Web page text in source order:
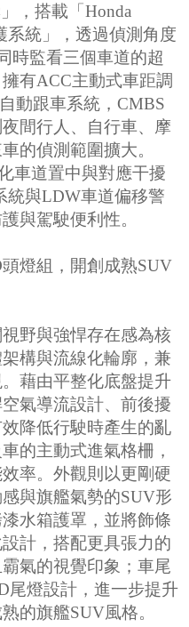
，搭載「Honda
系統」，透過偵測角度
時監看三個車道的超
有ACC主動式車距調
動跟車系統，CMBS
間行人、自行車、摩
的偵測範圍擴大。
車道置中與對應干擾
統與LDW車道偏移警
與駕駛便利性。
燈組，開創成熟SUV
野與強悍存在感為核
構與流線化輪廓，兼
藉由平整化底盤提升
氣導流設計、前後擾
降低行駛時產生的亂
的主動式進氣格柵，
率。外觀則以更剛硬
與旗艦氣勢的SUV形
水箱護罩，並將飾條
計，搭配更具張力的
氣的視覺印象；車尾
尾燈設計，進一步提升
的旗艦SUV風格。